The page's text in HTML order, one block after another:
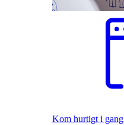
Kom hurtigt i gang